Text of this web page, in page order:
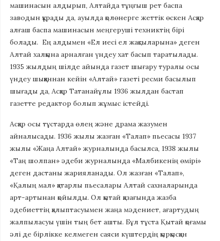
машинасын алдырып, Алтайда тұңғыш рет баспа
заводын құрады да, ауылда қолөнерге жеттік өскен Асқар
алғаш баспа машинасын меңгеруші техниктің бірі
болады. Ең алдымен «Ел иесі ел жақсыларына» деген
Алтай халқына арналған үндеу хат басып таратылады.
1935 жылдың шілде айында газет шығару туралы осы
үндеу шыққаннан кейін «Алтай» газеті ресми басылып
шығады да, Асқар Татанайұлы 1936 жылдан бастап
газетте редактор болып жұмыс істейді.
Асқар осы тұстарда өлең және драма жазумен
айналысады. 1936 жылы жазған «Талап» пьесасы 1937
жылы «Жаңа Алтай» журналында басылса, 1938 жылы
«Таң шолпан» әдеби журналында «Малбикенің өмірі»
деген дастаны жарияланады. Ол жазған «Талап»,
«Қалың мал» қатарлы пьесалары Алтай сахналарында
арт-артынан қойылды. Ол қытай қазағында жазба
әдебиеттің қалыптасуымен жаңа мәдениет, ағартудың
жалпыласуы үшін тың бет ашты. Бұл тұста Қытай қоғамы
әлі де бірлікке келмеген саяси күштердің қырқысқан